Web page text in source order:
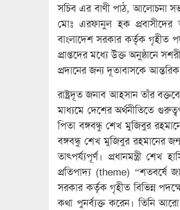
সচিব এর বাণী পাঠ, আলোচনা
মোঃ এরফানুল হক প্রবাসীদের
বাংলাদেশ সরকার কর্তৃক গৃহীত
প্রাপ্তদের মধ্যে উক্ত অনুষ্ঠানে
প্রদানের জন্য দূতাবাসকে
রাষ্ট্রদূত জনাব আহসান তাঁর
মাধ্যমে দেশের অর্থনীতিতে
পিতা বঙ্গবন্ধু শেখ মুজিবুর
বঙ্গবন্ধু শেখ মুজিবুর রহমানের
তাৎপর্য্যপূর্ণ। প্রধানমন্ত্রী শেখ
প্রতিপাদ্য (theme) “শতবর্ষে
সরকার কর্তৃক গৃহীত বিভিন্ন
কথা পুনর্ব্যক্ত করেন। তিনি